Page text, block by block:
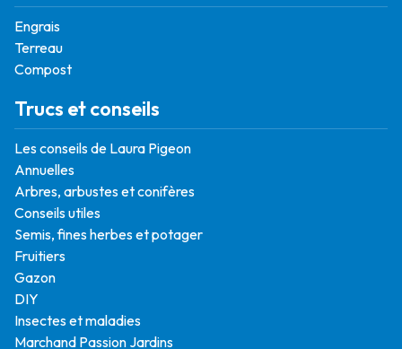
Engrais
Terreau
Compost
Trucs et conseils
Les conseils de Laura Pigeon
Annuelles
Arbres, arbustes et conifères
Conseils utiles
Semis, fines herbes et potager
Fruitiers
Gazon
DIY
Insectes et maladies
Marchand Passion Jardins